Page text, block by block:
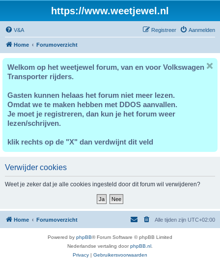
https://www.weetjewel.nl
V&A Aanmelden
Registreer
Home Forumoverzicht
Welkom op het weetjewel forum, van en voor Volkswagen
Transporter rijders.
Gasten kunnen helaas het forum niet meer lezen.
Omdat we te maken hebben met DDOS aanvallen.
Je moet je registreren, dan kun je het forum weer
lezen/schrijven.
klik rechts op de "X" dan verdwijnt dit veld
Verwijder cookies
Weet je zeker dat je alle cookies ingesteld door dit forum wil verwijderen?
Home Forumoverzicht Alle tijden zijn UTC+02:00
Powered by phpBB® Forum Software © phpBB Limited
Nederlandse vertaling doorphpBB.nl
Privacy | Gebruikersvoorwaarden